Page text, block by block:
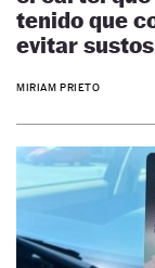
tenido que
evitar sustos
MIRIAM PRIETO